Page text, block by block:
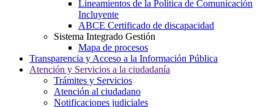
Lineamientos de la Política de Comunicación
Incluyente
ABCE Certificado de discapacidad
Sistema Integrado Gestión
Mapa de procesos
Transparencia y Acceso a la Información Pública
Atención y Servicios a la ciudadanía
Trámites y Servicios
Atención al ciudadano
Notificaciones judiciales